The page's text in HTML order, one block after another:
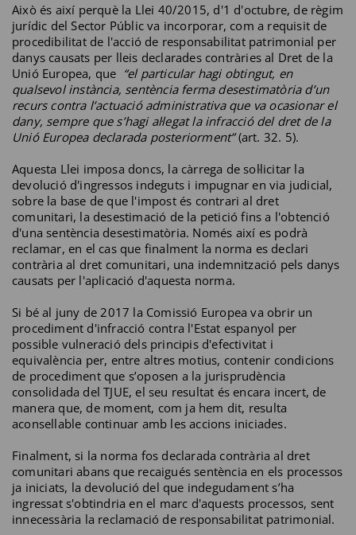
Això és així perquè la Llei 40/2015, d'1 d'octubre, de règim
jurídic del Sector Públic va incorporar, com a requisit de
procedibilitat de l'acció de responsabilitat patrimonial per
danys causats per lleis declarades contràries al Dret de la
Unió Europea, que “el particular hagi obtingut, en
qualsevol instància, sentència ferma desestimatòria d’un
recurs contra l’actuació administrativa que va ocasionar el
dany, sempre que s’hagi al·legat la infracció del dret de la
Unió Europea declarada posteriorment”(art. 32. 5).
Aquesta Llei imposa doncs, la càrrega de sol·licitar la
devolució d'ingressos indeguts i impugnar en via judicial,
sobre la base de que l'impost és contrari al dret
comunitari, la desestimació de la petició fins a l'obtenció
d'una sentència desestimatòria. Només així es podrà
reclamar, en el cas que finalment la norma es declari
contrària al dret comunitari, una indemnització pels danys
causats per l'aplicació d'aquesta norma.
Si bé al juny de 2017 la Comissió Europea va obrir un
procediment d'infracció contra l'Estat espanyol per
possible vulneració dels principis d'efectivitat i
equivalència per, entre altres motius, contenir condicions
de procediment que s’oposen a la jurisprudència
consolidada del TJUE, el seu resultat és encara incert, de
manera que, de moment, com ja hem dit, resulta
aconsellable continuar amb les accions iniciades.
Finalment, si la norma fos declarada contrària al dret
comunitari abans que recaigués sentència en els processos
ja iniciats, la devolució del que indegudament s’ha
ingressat s'obtindria en el marc d'aquests processos, sent
innecessària la reclamació de responsabilitat patrimonial.